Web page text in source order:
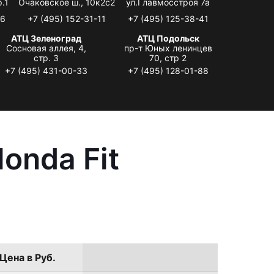
+7 (495) 152-31-11
+7 (495) 125-38-41
АТЦ Зеленоград
Сосновая аллея, 4,
стр. 3
+7 (495) 431-00-33
АТЦ Подольск
пр-т Юных ленинцев
70, стр 2
+7 (495) 128-01-88
Fit
Цена в Руб.